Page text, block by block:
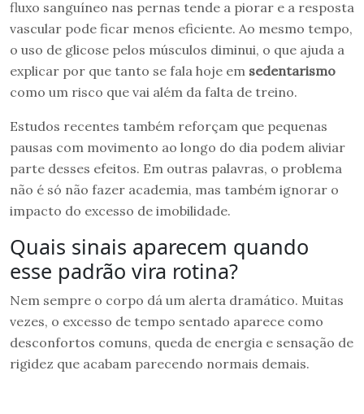
fluxo sanguíneo nas pernas tende a piorar e a resposta
vascular pode ficar menos eficiente. Ao mesmo tempo,
o uso de glicose pelos músculos diminui, o que ajuda a
explicar por que tanto se fala hoje em sedentarismo
como um risco que vai além da falta de treino.
Estudos recentes também reforçam que pequenas
pausas com movimento ao longo do dia podem aliviar
parte desses efeitos. Em outras palavras, o problema
não é só não fazer academia, mas também ignorar o
impacto do excesso de imobilidade.
Quais sinais aparecem quando
esse padrão vira rotina?
Nem sempre o corpo dá um alerta dramático. Muitas
vezes, o excesso de tempo sentado aparece como
desconfortos comuns, queda de energia e sensação de
rigidez que acabam parecendo normais demais.